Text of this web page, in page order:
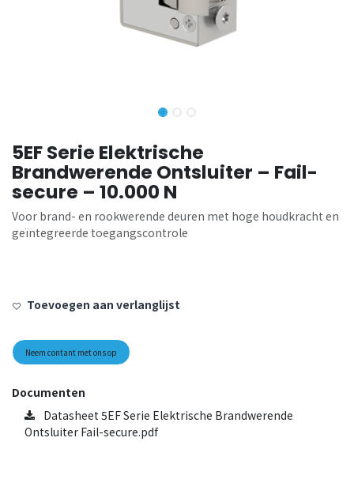
5EF Serie Elektrische
Brandwerende Ontsluiter – Fail-
secure – 10.000 N
Voor brand- en rookwerende deuren met hoge houdkracht en
geïntegreerde toegangscontrole
Toevoegen aan verlanglijst
Neem contant met ons op
Documenten
Datasheet 5EF Serie Elektrische Brandwerende
Ontsluiter Fail-secure.pdf